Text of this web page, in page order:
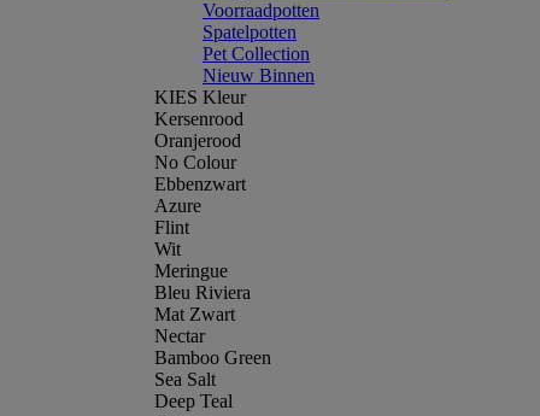
Voorraadpotten
Spatelpotten
Pet Collection
Nieuw Binnen
KIES Kleur
Kersenrood
Oranjerood
No Colour
Ebbenzwart
Azure
Flint
Wit
Meringue
Bleu Riviera
Mat Zwart
Nectar
Bamboo Green
Sea Salt
Deep Teal